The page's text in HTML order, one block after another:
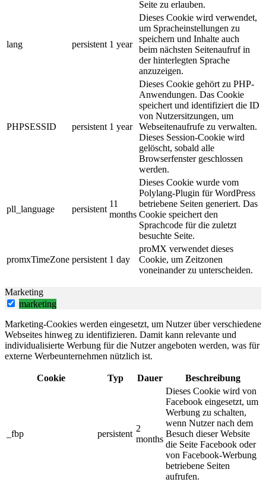
Seite zu erlauben.
lang persistent 1 year
Dieses Cookie wird verwendet,
um Spracheinstellungen zu
speichern und Inhalte auch
beim nächsten Seitenaufruf in
der hinterlegten Sprache
anzuzeigen.
PHPSESSID persistent 1 year
Dieses Cookie gehört zu PHP-
Anwendungen. Das Cookie
speichert und identifiziert die ID
von Nutzersitzungen, um
Webseitenaufrufe zu verwalten.
Dieses Session-Cookie wird
gelöscht, sobald alle
Browserfenster geschlossen
werden.
pll_language persistent
11
months
Dieses Cookie wurde vom
Polylang-Plugin für WordPress
betriebene Seiten generiert. Das
Cookie speichert den
Sprachcode für die zuletzt
besuchte Seite.
promxTimeZone persistent 1 day
proMX verwendet dieses
Cookie, um Zeitzonen
voneinander zu unterscheiden.
Marketing
marketing
Marketing-Cookies werden eingesetzt, um Nutzer über verschiedene
Webseites hinweg zu identifizieren. Damit kann relevante und
individualisierte Werbung für die Nutzer angeboten werden, was für
externe Werbeunternehmen nützlich ist.
Cookie Typ Dauer Beschreibung
_fbp persistent
2
months
Dieses Cookie wird von
Facebook eingesetzt, um
Werbung zu schalten,
wenn Nutzer nach dem
Besuch dieser Website
die Seite Facebook oder
von Facebook-Werbung
betriebene Seiten
aufrufen.